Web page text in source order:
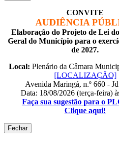
CONVITE
AUDIÊNCIA
Elaboração do Projeto de Lei
Geral do Município para o
de 2027.
Local: Plenário da Câmara
[LOCALIZAÇÃO]
Avenida Maringá, n.º 660 -
Data: 18/08/2026 (terça-feira)
Faça sua sugestão para o
Clique aqui!
Fechar